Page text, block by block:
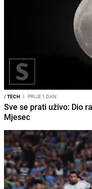
/TECH I PRIJE 1 DAN
Sve se prati uživo: Dio
Mjesec